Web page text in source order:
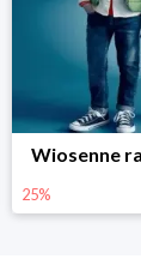
25%